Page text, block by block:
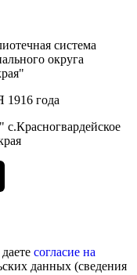
система
округа
года
согласие на
данных (сведения